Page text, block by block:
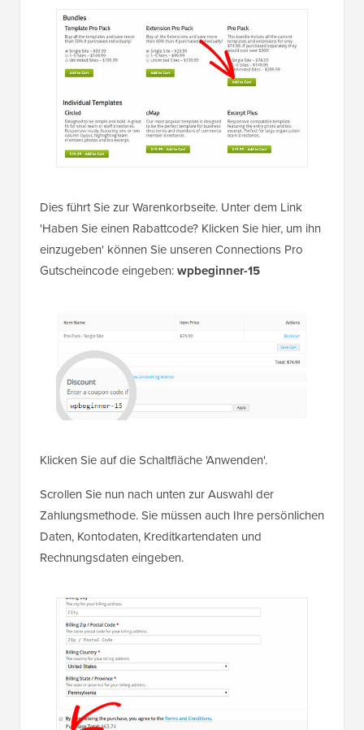
Dies führt Sie zur Warenkorbseite. Unter dem Link
'Haben Sie einen Rabattcode? Klicken Sie hier, um ihn
einzugeben' können Sie unseren Connections Pro
Gutscheincode eingeben:wpbeginner-15
Klicken Sie auf die Schaltfläche 'Anwenden'.
Scrollen Sie nun nach unten zur Auswahl der
Zahlungsmethode. Sie müssen auch Ihre persönlichen
Daten, Kontodaten, Kreditkartendaten und
Rechnungsdaten eingeben.